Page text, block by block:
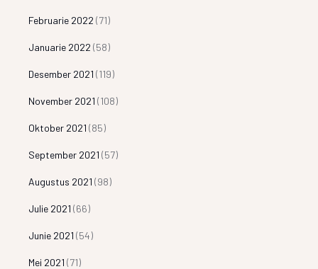
Februarie 2022 (71)
Januarie 2022 (58)
Desember 2021 (119)
November 2021 (108)
Oktober 2021 (85)
September 2021 (57)
Augustus 2021 (98)
Julie 2021 (66)
Junie 2021 (54)
Mei 2021 (71)